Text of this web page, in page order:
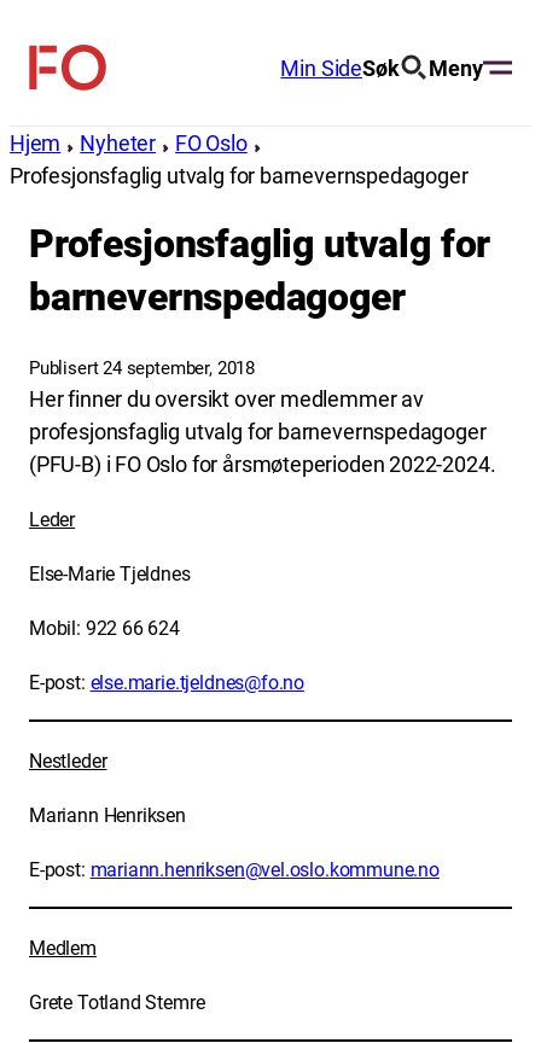
innhold
FO
Min SideSøk Meny
Hjem Nyheter
FO Oslo
Profesjonsfaglig utvalg for barnevernspedagoger
Profesjonsfaglig utvalg for
barnevernspedagoger
Publisert 24 september, 2018
Her finner du oversikt over medlemmer av
profesjonsfaglig utvalg for barnevernspedagoger
(PFU-B) i FO Oslo for årsmøteperioden 2022-2024.
Leder
Else-Marie Tjeldnes
Mobil: 922 66 624
E-post: else.marie.tjeldnes@fo.no
Nestleder
Mariann Henriksen
E-post: mariann.henriksen@vel.oslo.kommune.no
Medlem
Grete Totland Stemre